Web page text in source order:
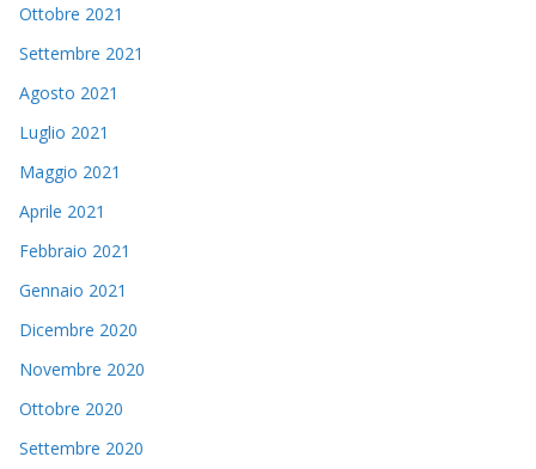
Ottobre 2021
Settembre 2021
Agosto 2021
Luglio 2021
Maggio 2021
Aprile 2021
Febbraio 2021
Gennaio 2021
Dicembre 2020
Novembre 2020
Ottobre 2020
Settembre 2020